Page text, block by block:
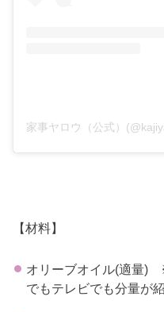
家事ヤロウ（公式）
【材料】
オリーブオイル(適量)
でもテレビでも分量が